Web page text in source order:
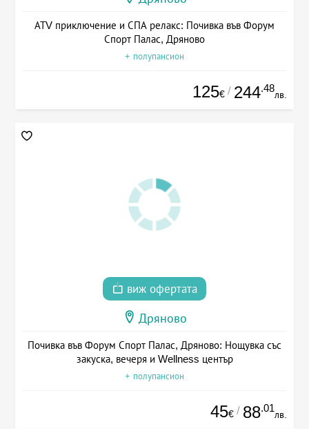
АТV приключение и СПА релакс: Почивка във Форум
Спорт Палас, Дряново
+ полупансион
125€ / 244.48
лв.
виж офертата
Дряново
Почивка във Форум Спорт Палас, Дряново: Нощувка със
закуска, вечеря и Wellness център
+ полупансион
45€ / 88.01
лв.